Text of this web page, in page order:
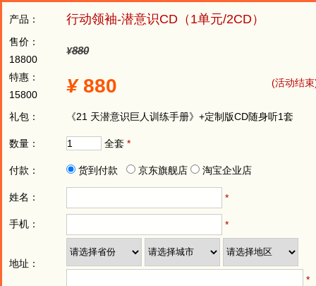
产品： 行动领袖-潜意识CD（1单元/2CD）
售价：
18800
¥880
特惠：
15800
¥880 (活动结
礼包： 《21 天潜意识巨人训练手册》+定制版CD随身听1套
数量： 全套 *
付款： 货到付款 京东旗舰店 淘宝企业店
姓名： *
手机： *
地址：
*